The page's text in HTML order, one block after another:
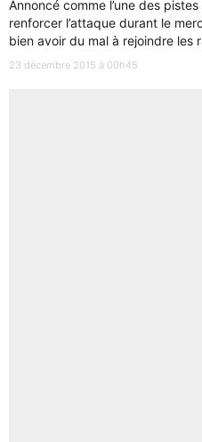
Annoncé comme l’une des pistes
renforcer l’attaque durant le
bien avoir du mal à rejoindre les
23 décembre 2015 à 00h45